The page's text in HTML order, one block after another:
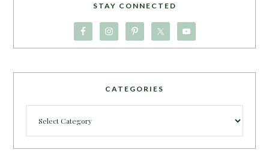
STAY CONNECTED
CATEGORIES